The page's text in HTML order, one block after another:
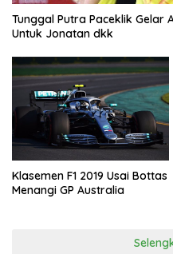
Tunggal Putra Paceklik Gelar
Untuk Jonatan dkk
Klasemen F1 2019 Usai Bottas
Menangi GP Australia